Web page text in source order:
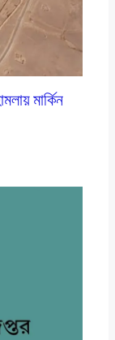
মার্কিন